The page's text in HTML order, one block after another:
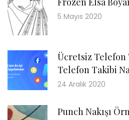
5 Mayıs 2020
Ücretsiz Telefon
Telefon Takibi
24 Aralık 2020
Punch Nakışı